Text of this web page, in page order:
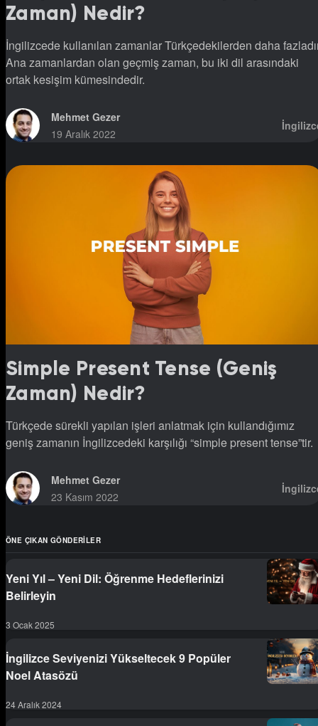
Zaman) Nedir?
İngilizcede kullanılan zamanlar Türkçedekilerden daha
Ana zamanlardan olan geçmiş zaman, bu iki dil arasındaki
ortak kesişim kümesindedir.
Mehmet Gezer
19 Aralık 2022
Simple Present Tense (Geniş
Zaman) Nedir?
Türkçede sürekli yapılan işleri anlatmak için kullandığımız
geniş zamanın İngilizcedeki karşılığı “simple present tense”tir.
Mehmet Gezer
23 Kasım 2022
ÖNE ÇIKAN GÖNDERILER
Yeni Yıl – Yeni Dil: Öğrenme Hedeflerinizi
Belirleyin
3 Ocak 2025
İngilizce Seviyenizi Yükseltecek 9 Popüler
Noel Atasözü
24 Aralık 2024